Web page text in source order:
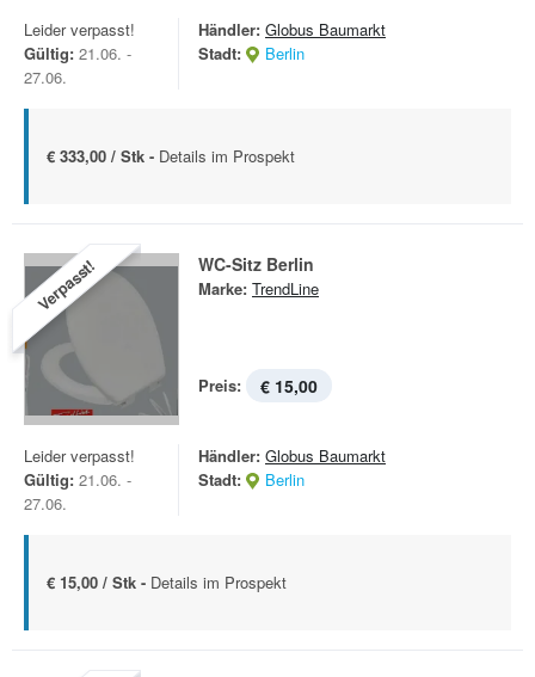
Leider verpasst!
Gültig: 21.06. -
27.06.
Händler: Globus Baumarkt
Stadt:
Berlin
€ 333,00 / Stk - Details im Prospekt
Verpasst! WC-Sitz Berlin
Marke: TrendLine
Preis: € 15,00
Leider verpasst!
Gültig: 21.06. -
27.06.
Händler: Globus Baumarkt
Stadt:
Berlin
€ 15,00 / Stk - Details im Prospekt